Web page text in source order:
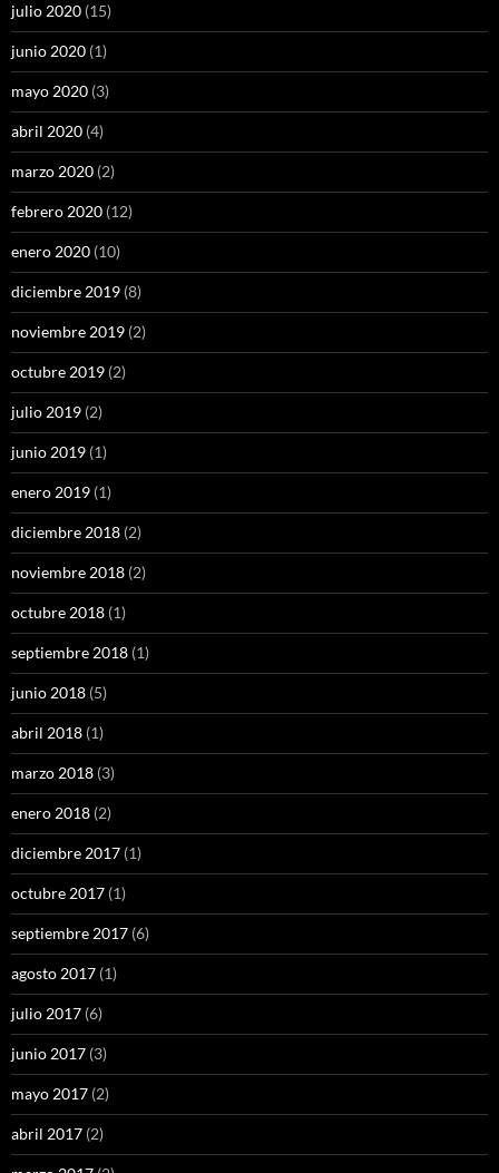
julio 2020 (15)
junio 2020 (1)
mayo 2020 (3)
abril 2020 (4)
marzo 2020 (2)
febrero 2020 (12)
enero 2020 (10)
diciembre 2019 (8)
noviembre 2019 (2)
octubre 2019 (2)
julio 2019 (2)
junio 2019 (1)
enero 2019 (1)
diciembre 2018 (2)
noviembre 2018 (2)
octubre 2018 (1)
septiembre 2018 (1)
junio 2018 (5)
abril 2018 (1)
marzo 2018 (3)
enero 2018 (2)
diciembre 2017 (1)
octubre 2017 (1)
septiembre 2017 (6)
agosto 2017 (1)
julio 2017 (6)
junio 2017 (3)
mayo 2017 (2)
abril 2017 (2)